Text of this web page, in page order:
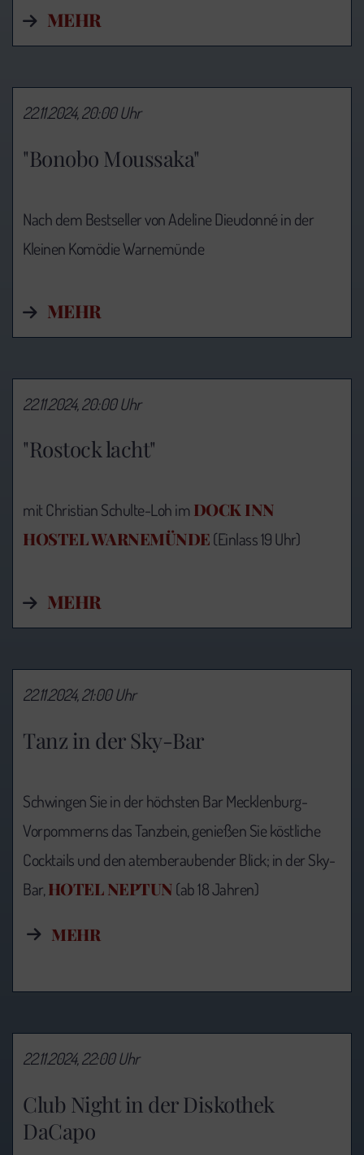
MEHR
"Bonobo Moussaka"
22.11.2024, 20:00 Uhr
Nach dem Bestseller von Adeline Dieudonné in der
Kleinen Komödie Warnemünde
MEHR
"Rostock lacht"
22.11.2024, 20:00 Uhr
mit Christian Schulte-Loh imDOCK INN
HOSTEL WARNEMÜNDE(Einlass 19 Uhr)
MEHR
Tanz in der Sky-Bar
22.11.2024, 21:00 Uhr
Schwingen Sie in der höchsten Bar Mecklenburg-
Vorpommerns das Tanzbein, genießen Sie köstliche
Cocktails und den atemberaubender Blick; in der Sky-
Bar,HOTEL NEPTUN(ab 18 Jahren)
MEHR
Club Night in der Diskothek
DaCapo
22.11.2024, 22:00 Uhr